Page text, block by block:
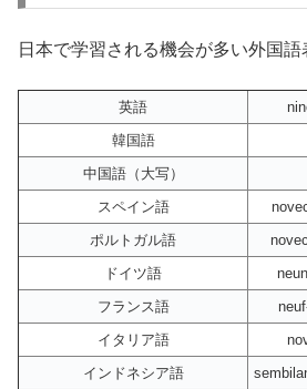
日本で学習される機会が多い外国語
英語
韓国語
中国語（大写）
スペイン語
ポルトガル語
ドイツ語
フランス語
イタリア語
インドネシア語